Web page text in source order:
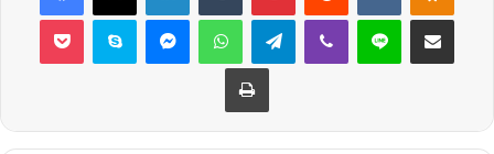
Pocket Skype MessengerWhatsAppTelegramViber Line E-Posta ile
Yazdır